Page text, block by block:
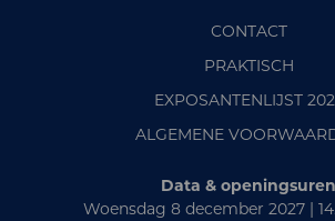
CONTACT
PRAKTISCH
EXPOSANTENLIJST
ALGEMENE
Data & openingsuren
Woensdag 8 december 2027 |